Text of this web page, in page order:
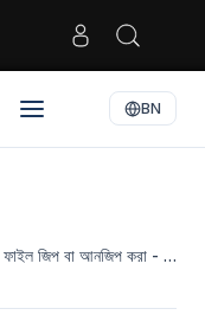
BN
ফাইল জিপ বা আনজিপ করা - …